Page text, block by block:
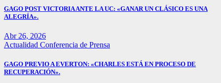
GAGO POST VICTORIA ANTE LA UC: «GANAR UN CLÁSICO ES UNA
ALEGRÍA».
Abr 26, 2026
Actualidad Conferencia de Prensa
GAGO PREVIO A EVERTON: «CHARLES ESTÁ EN PROCESO DE
RECUPERACIÓN».